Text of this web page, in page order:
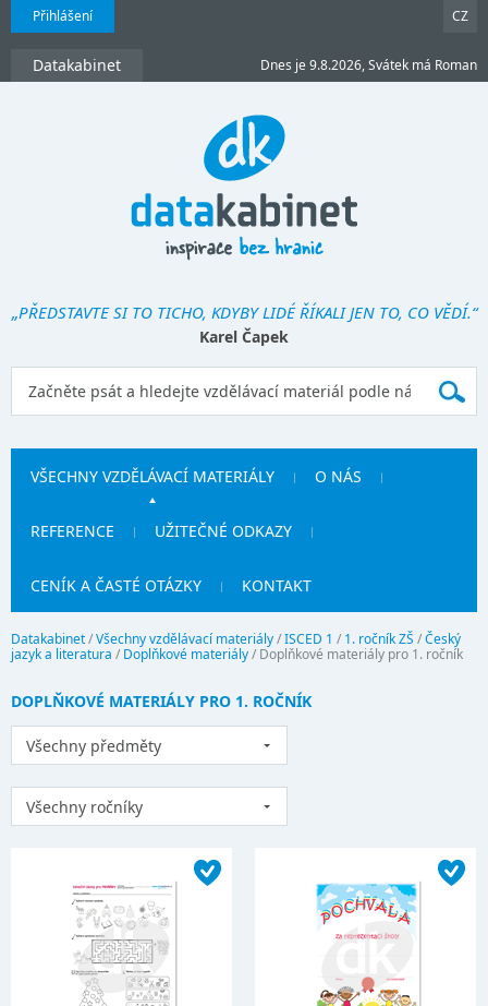
Přihlášení CZ
Datakabinet Dnes je 9.8.2026, Svátek má Roman
„PŘEDSTAVTE SI TO TICHO, KDYBY LIDÉ ŘÍKALI JEN TO, CO VĚDÍ.“
Karel Čapek
VŠECHNY VZDĚLÁVACÍ MATERIÁLY O NÁS
REFERENCE UŽITEČNÉ ODKAZY
CENÍK A ČASTÉ OTÁZKY KONTAKT
Datakabinet/Všechny vzdělávací materiály/ISCED 1 / 1. ročník ZŠ /Český
jazyk a literatura / Doplňkové materiály/ Doplňkové materiály pro 1. ročník
DOPLŇKOVÉ MATERIÁLY PRO 1. ROČNÍK
Všechny předměty
Všechny ročníky